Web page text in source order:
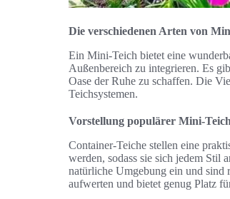
Die verschiedenen Arten von
Ein Mini-Teich bietet eine
Außenbereich zu integrieren. Es
Oase der Ruhe zu schaffen. Die
Teichsystemen.
Vorstellung populärer Mini-
Container-Teiche stellen eine
werden, sodass sie sich jedem Stil
natürliche Umgebung ein und sind
aufwerten und bietet genug Platz